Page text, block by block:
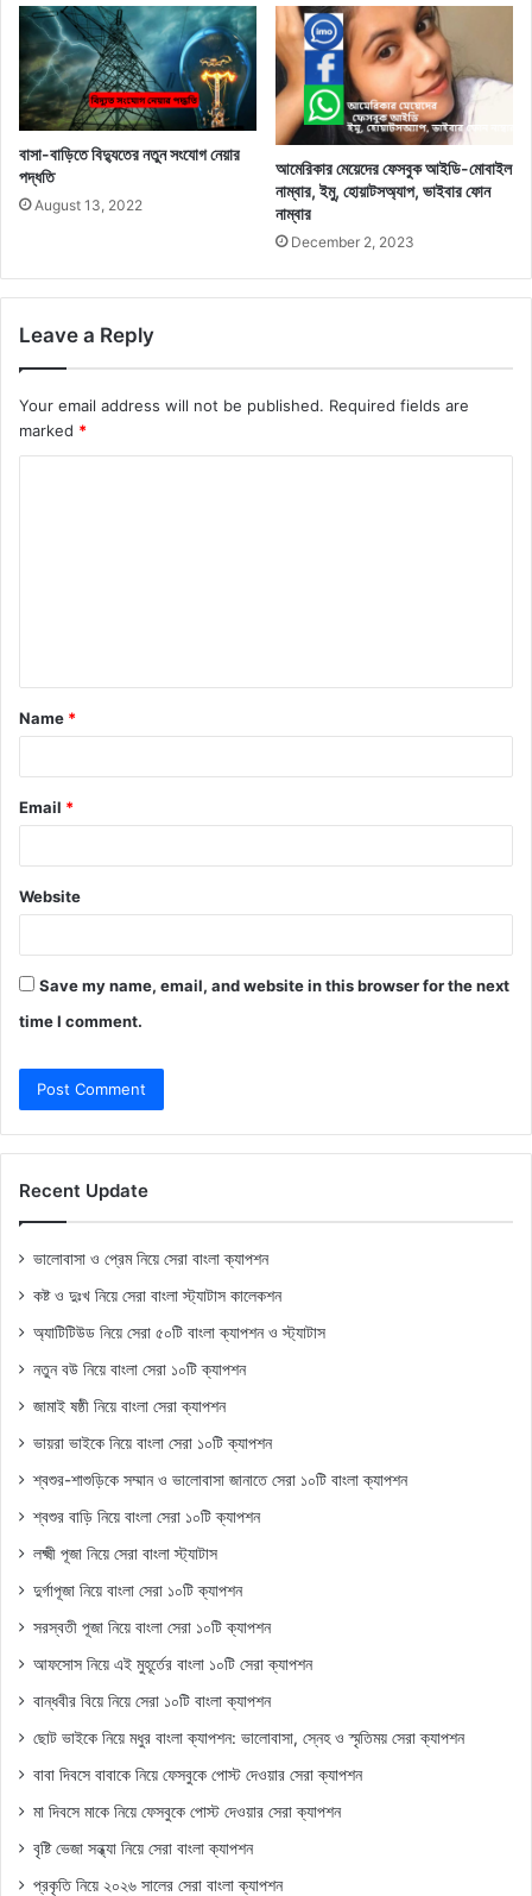
বাসা-বাড়িতে বিদ্যুতের নতুন সংযোগ নেয়ার
পদ্ধতি
August 13, 2022
আমেরিকার মেয়েদের ফেসবুক আইডি-মোবাইল
নাম্বার, ইমু, হোয়াটসঅ্যাপ, ভাইবার ফোন
নাম্বার
December 2, 2023
Leave a Reply
Your email address will not be published. Required fields are
marked *
t
*
Name *
Email *
Website
Save my name, email, and website in this browser for the next
time I comment.
Recent Update
ভালোবাসা ও প্রেম নিয়ে সেরা বাংলা ক্যাপশন
কষ্ট ও দুঃখ নিয়ে সেরা বাংলা স্ট্যাটাস কালেকশন
অ্যাটিটিউড নিয়ে সেরা ৫০টি বাংলা ক্যাপশন ও স্ট্যাটাস
নতুন বউ নিয়ে বাংলা সেরা ১০টি ক্যাপশন
জামাই ষষ্ঠী নিয়ে বাংলা সেরা ক্যাপশন
ভায়রা ভাইকে নিয়ে বাংলা সেরা ১০টি ক্যাপশন
শ্বশুর-শাশুড়িকে সম্মান ও ভালোবাসা জানাতে সেরা ১০টি বাংলা ক্যাপশন
শ্বশুর বাড়ি নিয়ে বাংলা সেরা ১০টি ক্যাপশন
লক্ষ্মী পূজা নিয়ে সেরা বাংলা স্ট্যাটাস
দুর্গাপূজা নিয়ে বাংলা সেরা ১০টি ক্যাপশন
সরস্বতী পূজা নিয়ে বাংলা সেরা ১০টি ক্যাপশন
আফসোস নিয়ে এই মুহূর্তের বাংলা ১০টি সেরা ক্যাপশন
বান্ধবীর বিয়ে নিয়ে সেরা ১০টি বাংলা ক্যাপশন
ছোট ভাইকে নিয়ে মধুর বাংলা ক্যাপশন: ভালোবাসা, স্নেহ ও স্মৃতিময় সেরা ক্যাপশন
বাবা দিবসে বাবাকে নিয়ে ফেসবুকে পোস্ট দেওয়ার সেরা ক্যাপশন
মা দিবসে মাকে নিয়ে ফেসবুকে পোস্ট দেওয়ার সেরা ক্যাপশন
বৃষ্টি ভেজা সন্ধ্যা নিয়ে সেরা বাংলা ক্যাপশন
প্রকৃতি নিয়ে ২০২৬ সালের সেরা বাংলা ক্যাপশন